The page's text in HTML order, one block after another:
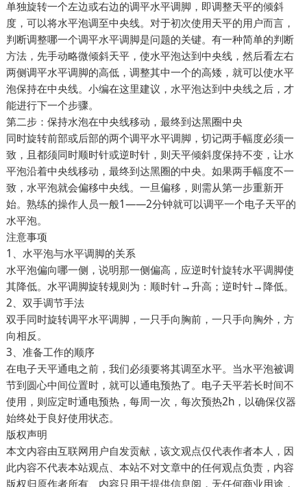
单独旋转一个左边或右边的调平水平调脚，即调整天平的倾斜
度，可以将水平泡调至中央线。对于初次使用天平的用户而言，
判断调整哪一个调平水平调脚是问题的关键。有一种简单的判断
方法，先手动略微倾斜天平，使水平泡达到中央线，然后看左右
两侧调平水平调脚的高低，调整其中一个的高矮，就可以使水平
泡保持在中央线。小编在这里建议，水平泡达到中央线之后，才
能进行下一个步骤。
第二步：保持水泡在中央线移动，最终到达黑圈中央
同时旋转前部或后部的两个调平水平调脚，切记两手幅度必须一
致，且都须同时顺时针或逆时针，则天平倾斜度保持不变，让水
平泡沿着中央线移动，最终到达黑圈的中央。如果两手幅度不一
致，水平泡就会偏移中央线。一旦偏移，则需从第一步重新开
始。熟练的操作人员一般1——2分钟就可以调平一个电子天平的
水平泡。
注意事项
1、水平泡与水平调脚的关系
水平泡偏向哪一侧，说明那一侧偏高，应逆时针旋转水平调脚使
其降低。水平调脚旋转规则为：顺时针→升高；逆时针→降低。
2、双手调节手法
双手同时旋转调平水平调脚，一只手向胸前，一只手向胸外，方
向相反。
3、准备工作的顺序
在电子天平通电之前，我们必须要将其调至水平。当水平泡被调
节到圆心中间位置时，就可以通电预热了。电子天平若长时间不
使用，则应定时通电预热，每周一次，每次预热2h，以确保仪器
始终处于良好使用状态。
版权声明
本文内容由互联网用户自发贡献，该文观点仅代表作者本人，因
此内容不代表本站观点、本站不对文章中的任何观点负责，内容
版权归原作者所有、内容只用于提供信息阅，无任何商业用途，